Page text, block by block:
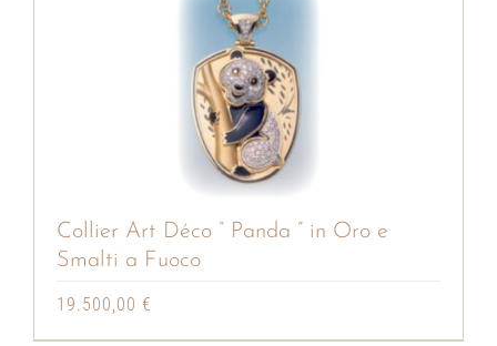
Collier Art Déco ” Panda ” in Oro e
Smalti a Fuoco
19.500,00 €